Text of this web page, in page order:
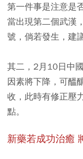
第一件事是注意是
當出現第二個武漢
號，倘若發生，建
其二，2月10日中
因素將下降，可醞
收，此時有修正壓
點。
新藥若成功治癒